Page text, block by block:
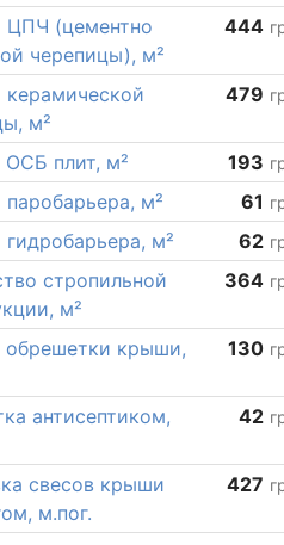
ЦПЧ (цементно
черепицы), м²
444
керамической
м²
479
плит, м² 193
паробарьера, м² 61
гидробарьера, м² 62
стропильной
м²
364
крыши,
130
антисептиком,
42
свесов крыши
м.пог.
427